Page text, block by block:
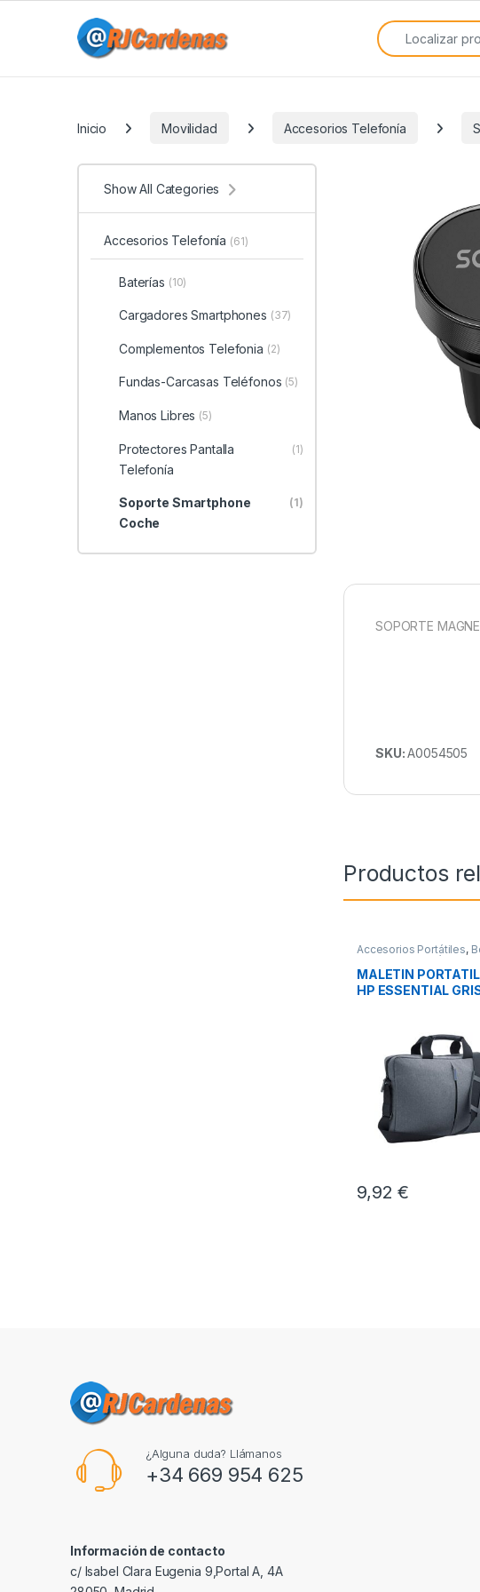
Search for:
Inicio Movilidad Accesorios Telefonía
SOPORTE
SKU:A0054505
Productos
Accesorios Portátiles,
Transporte Portátiles
MALETIN
HP ESSENTIAL
9,92€
Show All Categories
Accesorios Telefonía (61)
Baterías (10)
Cargadores Smartphones (37)
Complementos Telefonia (2)
Fundas-Carcasas Teléfonos (5)
Manos Libres (5)
Protectores Pantalla
Telefonía
(1)
Soporte Smartphone
Coche
(1)
¿Alguna duda? Llámanos
+34 669 954 625
Información de contacto
c/ Isabel Clara Eugenia 9,Portal A, 4A